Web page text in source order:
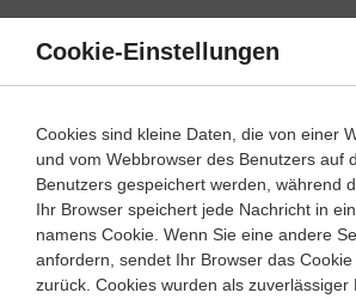
Direkt
Inhalt
Klassenarbeit
Latein 2. ‐ 3. Lernjahr
Partizip Perfekt Passiv
Dauer: 45 Minuten
Cookie-Einstellungen
Cookies sind kleine Daten, die von einer
und vom Webbrowser des Benutzers auf
Benutzers gespeichert werden, während
Ihr Browser speichert jede Nachricht in
namens Cookie. Wenn Sie eine andere
anfordern, sendet Ihr Browser das
zurück. Cookies wurden als zuverlässiger